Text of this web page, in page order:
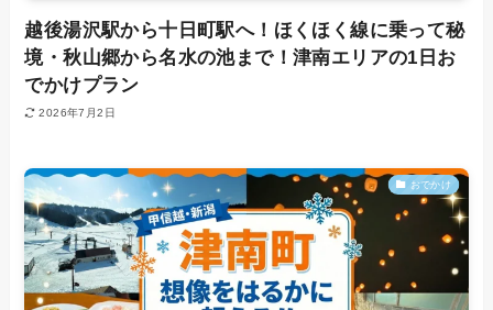
越後湯沢駅から十日町駅へ！ほくほく線に乗って秘
境・秋山郷から名水の池まで！津南エリアの1日お
でかけプラン
2026年7月2日
おでかけ